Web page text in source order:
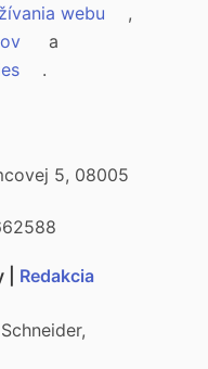
webu
,
a
.
5, 08005
| Redakcia